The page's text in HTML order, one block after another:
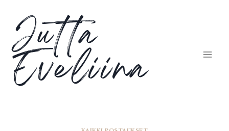
sisältöön
Jutta
Eveliina